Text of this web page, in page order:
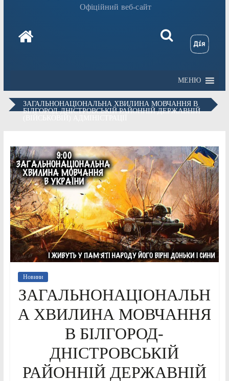
Офіційний веб-сайт
МЕНЮ
ЗАГАЛЬНОНАЦІОНАЛЬНА ХВИЛИНА МОВЧАННЯ В
БІЛГОРОД-ДНІСТРОВСЬКІЙ РАЙОННІЙ ДЕРЖАВНІЙ
Новини
ЗАГАЛЬНОНАЦІОНАЛЬН
А ХВИЛИНА МОВЧАННЯ
В БІЛГОРОД-
ДНІСТРОВСЬКІЙ
РАЙОННІЙ ДЕРЖАВНІЙ